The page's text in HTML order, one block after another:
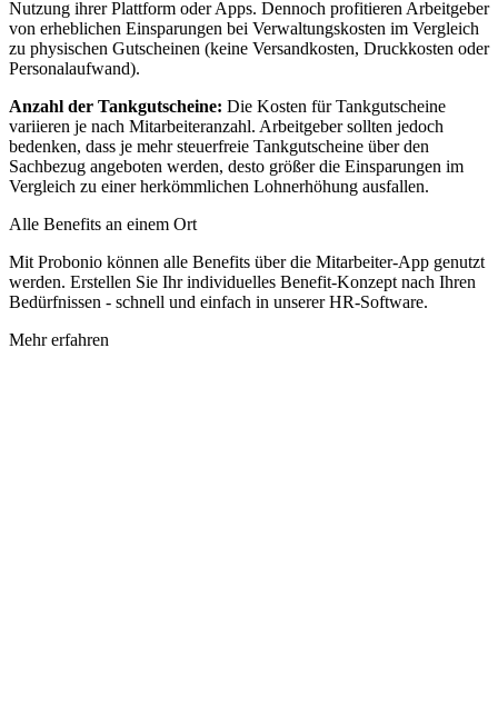
Nutzung ihrer Plattform oder Apps. Dennoch profitieren Arbeitgeber
von erheblichen Einsparungen bei Verwaltungskosten im Vergleich
zu physischen Gutscheinen (keine Versandkosten, Druckkosten oder
Personalaufwand).
Anzahl der Tankgutscheine: Die Kosten für Tankgutscheine
variieren je nach Mitarbeiteranzahl. Arbeitgeber sollten jedoch
bedenken, dass je mehr steuerfreie Tankgutscheine über den
Sachbezug angeboten werden, desto größer die Einsparungen im
Vergleich zu einer herkömmlichen Lohnerhöhung ausfallen.
Alle Benefits an einem Ort
Mit Probonio können alle Benefits über die Mitarbeiter-App genutzt
werden. Erstellen Sie Ihr individuelles Benefit-Konzept nach Ihren
Bedürfnissen - schnell und einfach in unserer HR-Software.
Mehr erfahren